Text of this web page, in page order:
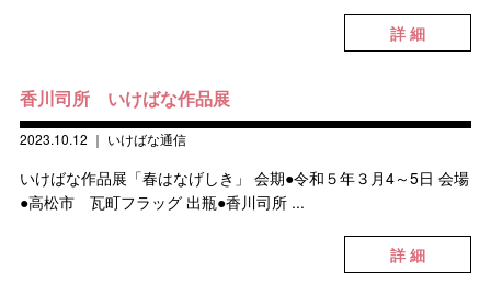
詳 細
香川司所 いけばな作品展
2023.10.12 ｜ いけばな通信
いけばな作品展「春はなげしき」 会期●令和５年３月4～5日 会場
●高松市 瓦町フラッグ 出瓶●香川司所 ...
詳 細